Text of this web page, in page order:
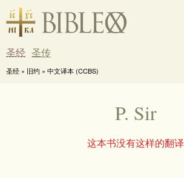
圣经 圣传
圣经 » 旧约 » 中文译本 (CCBS)
P. Sir
这本书没有这样的翻译